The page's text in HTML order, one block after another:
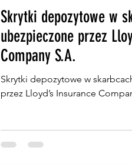
Skrytki depozytowe w
ubezpieczone przez
Company S.A.
Skrytki depozytowe w
przez Lloyd’s Insurance